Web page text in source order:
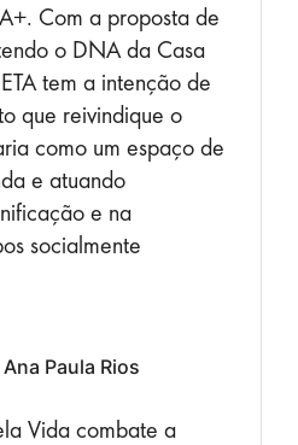
Com a proposta de
o DNA da Casa
tem a intenção de
que reivindique o
como um espaço de
e atuando
e na
socialmente
Paula Rios
Vida combate a